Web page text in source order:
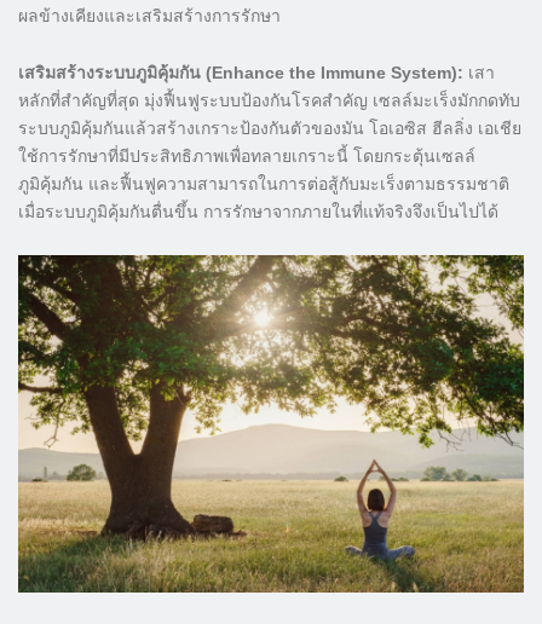
ผลข้างเคียงและเสริมสร้างการรักษา
เสริมสร้างระบบภูมิคุ้มกัน (Enhance the Immune System): เสา
หลักที่สำคัญที่สุด มุ่งฟื้นฟูระบบป้องกันโรคสำคัญ เซลล์มะเร็งมักกดทับ
ระบบภูมิคุ้มกันแล้วสร้างเกราะป้องกันตัวของมัน โอเอซิส ฮีลลิ่ง เอเชีย
ใช้การรักษาที่มีประสิทธิภาพเพื่อทลายเกราะนี้ โดยกระตุ้นเซลล์
ภูมิคุ้มกัน และฟื้นฟูความสามารถในการต่อสู้กับมะเร็งตามธรรมชาติ
เมื่อระบบภูมิคุ้มกันตื่นขึ้น การรักษาจากภายในที่แท้จริงจึงเป็นไปได้